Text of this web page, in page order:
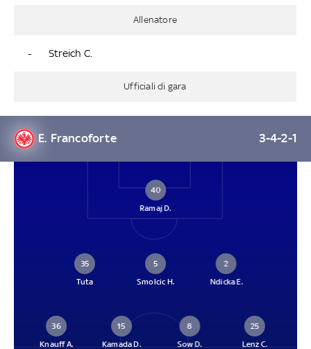
Allenatore
- Streich C.
Ufficiali di gara
E. Francoforte 3-4-2-1
40
Ramaj D.
35
Tuta
5
Smolcic H.
2
Ndicka E.
36
Knauff A.
15
Kamada D.
8
Sow D.
25
Lenz C.